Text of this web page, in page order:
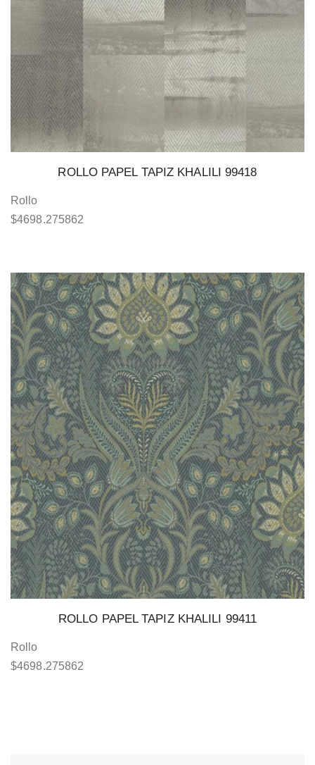
ROLLO PAPEL TAPIZ KHALILI 99418
Rollo
$4698.275862
ROLLO PAPEL TAPIZ KHALILI 99411
Rollo
$4698.275862